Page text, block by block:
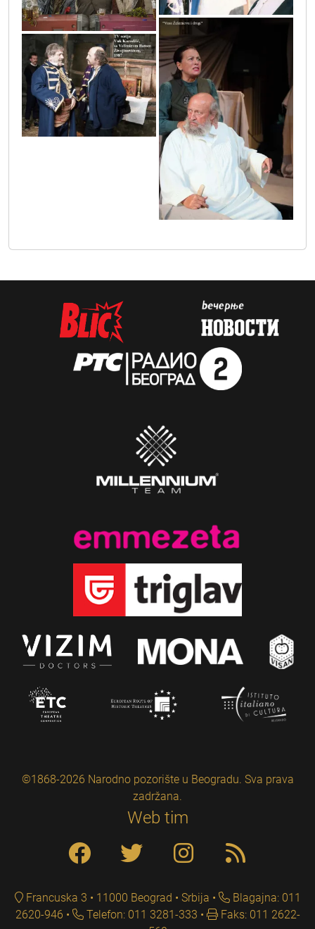
0o3a3951
©1868-2026 Narodno pozorište u Beogradu. Sva prava
zadržana.
Web tim
Francuska 3 • 11000 Beograd • Srbija
Blagajna: 011
2620-946
Telefon: 011 3281-333
Faks: 011 2622-